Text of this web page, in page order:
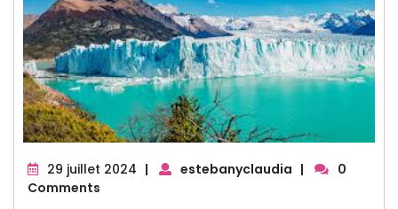
29 juillet 2024 29
| estebanyclaudia |
0
Comments